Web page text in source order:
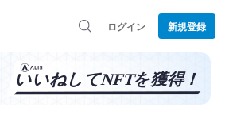
ログイン 新規登録